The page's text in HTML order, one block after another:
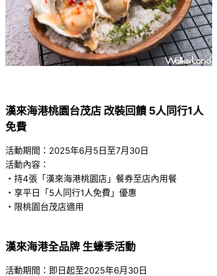
漢來海港桃園台茂店 改裝回饋 5人同行1人
免費
活動期間：2025年6月5日至7月30日
活動內容：
・持4張「漢來海港桃園店」餐券至店內用餐
・享平日「5人同行1人免費」優惠
・限桃園台茂店適用
漢來海港全品牌 生蠔季活動
活動期間：即日起至2025年6月30日